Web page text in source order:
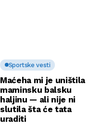
Sportske vesti
Maćeha mi je uništila
maminsku balsku
haljinu — ali nije ni
slutila šta će tata
uraditi